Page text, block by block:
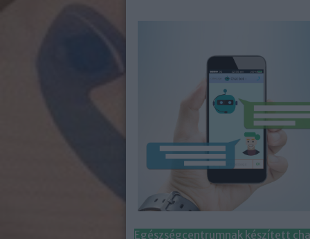
Egészségcentrumnak készített